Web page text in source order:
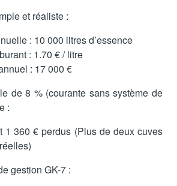
et réaliste :
: 10 000 litres d’essence
: 1.70 € / litre
: 17 000 €
de 8 % (courante sans système de
:
1 360 € perdus (Plus de deux cuves
gestion GK-7 :